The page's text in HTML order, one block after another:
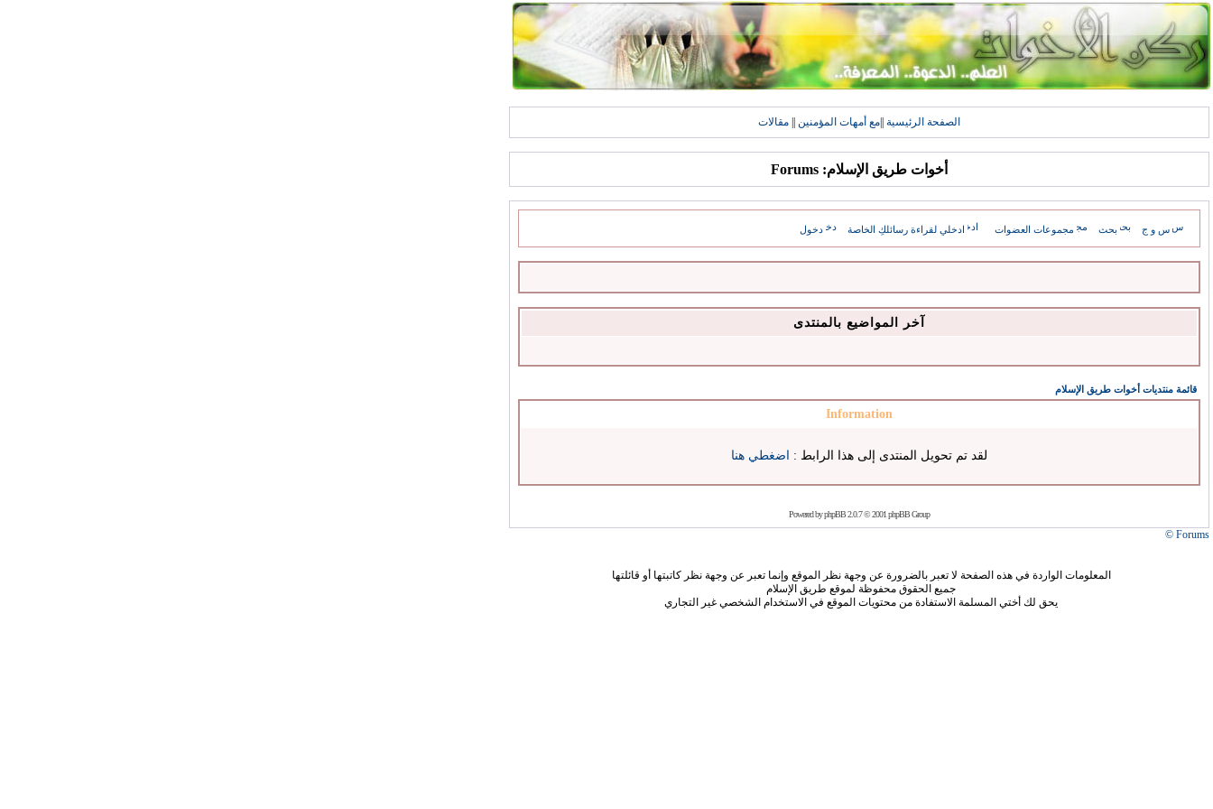
الصفحة الرئيسية مع أمهات المؤمنين مقالات
أخوات طريق الإسلام: Forums
س و ج بحث مجموعات العضوات ادخلي لقراءة رسائلكِ الخاصة دخول
آخر المواضيع بالمنتدى
قائمة منتديات أخوات طريق الإسلام
Information
لقد تم تحويل المنتدى إلى هذا الرابط : اضغطي هنا
Powered byphpBB2.0.7 © 2001 phpBB Group
Forums ©
المعلومات الواردة في هذه الصفحة لا تعبر بالضرورة عن وجهة نظر الموقع وإنما تعبر عن وجهة نظر كاتبتها أو قائلتها
جميع الحقوق محفوظة لموقع طريق الإسلام
يحق لك أختي المسلمة الاستفادة من محتويات الموقع في الاستخدام الشخصي غير التجاري